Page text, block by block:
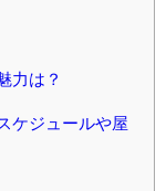
力は？
ケジュールや屋